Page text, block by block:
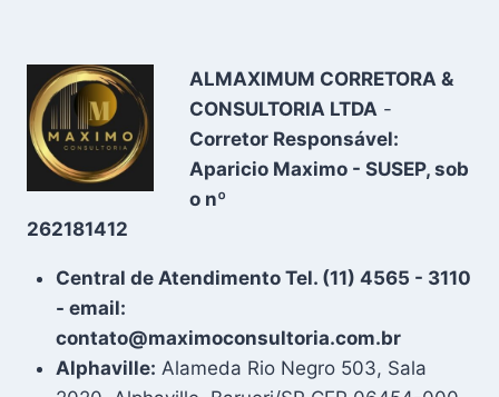
ALMAXIMUM CORRETORA &
CONSULTORIA LTDA -
Corretor Responsável:
Aparicio Maximo - SUSEP, sob
o nº
262181412
Central de Atendimento Tel. (11) 4565 - 3110
- email:
contato@maximoconsultoria.com.br
Alphaville: Alameda Rio Negro 503, Sala